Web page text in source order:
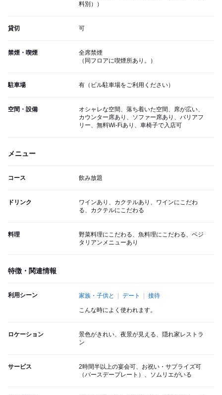
料別））
貸切 可
禁煙・喫煙
全席禁煙
（同フロアに喫煙所あり。）
駐車場 有（ビル駐車場をご利用ください）
空間・設備
オシャレな空間、落ち着いた空間、席が広い、
カウンター席あり、ソファー席あり、バリアフ
リー、無料Wi-Fiあり、車椅子で入店可
メニュー
コース 飲み放題
ドリンク
ワインあり、カクテルあり、ワインにこだわ
る、カクテルにこだわる
料理
野菜料理にこだわる、魚料理にこだわる、ベジ
タリアンメニューあり
特徴・関連情報
利用シーン 家族・子供と デート 接待
こんな時によく使われます。
ロケーション
景色がきれい、夜景が見える、隠れ家レストラ
ン
サービス
2時間半以上の宴会可、お祝い・サプライズ可
（バースデープレート）、ソムリエがいる